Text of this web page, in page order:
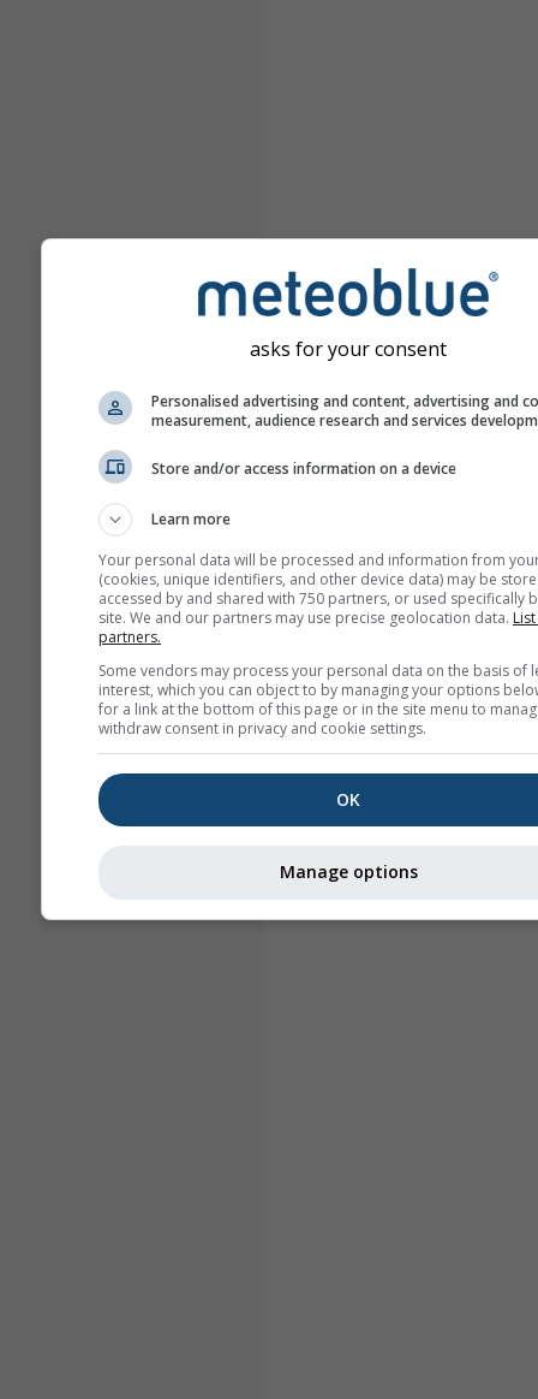
asks for your consent
Personalised advertising and content, advertising and
measurement, audience research and services
Store and/or access information on a device
Learn more
Your personal data will be processed and information from
(cookies, unique identifiers, and other device data) may be
accessed by and shared with 750 partners, or used specifically
site. We and our partners may use precise geolocation data.
partners.
Some vendors may process your personal data on the basis of
interest, which you can object to by managing your options
for a link at the bottom of this page or in the site menu to
withdraw consent in privacy and cookie settings.
OK
Manage options